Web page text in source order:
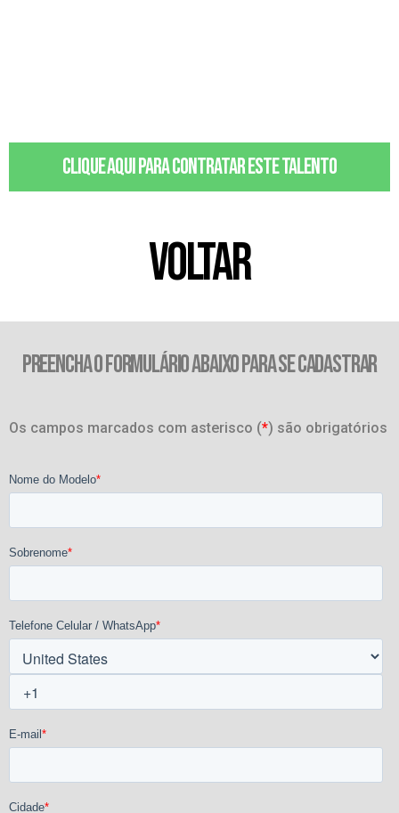
Clique aqui para contratar este talento
VOLTAR
PREENCHA O FORMULÁRIO ABAIXO PARA SE CADASTRAR
Os campos marcados com asterisco (*) são obrigatórios